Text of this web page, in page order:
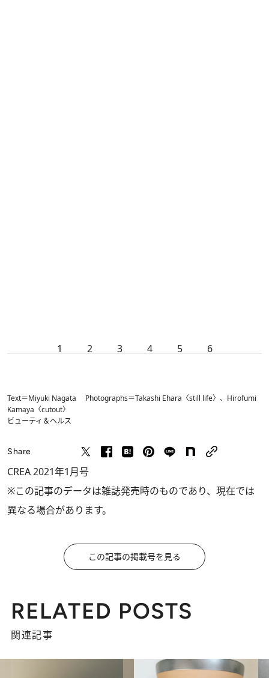
1 2 3 4 5 6
Text＝Miyuki Nagata Photographs＝Takashi Ehara〈still life〉、Hirofumi
Kamaya〈cutout〉
ビューティ＆ヘルス
Share
CREA 2021年1月号
※この記事のデータは雑誌発売時のものであり、現在では
異なる場合があります。
この記事の掲載号を見る
RELATED POSTS
関連記事